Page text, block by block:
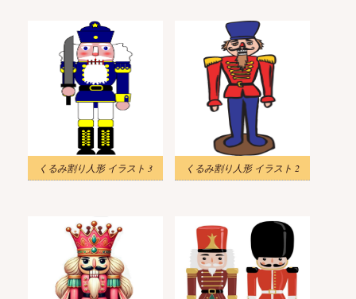
くるみ割り人形 イラスト 3 くるみ割り人形 イラスト 2